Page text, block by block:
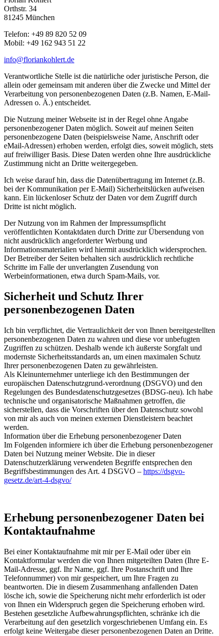
Orthstr. 34
81245 München
Telefon: +49 89 820 52 09
Mobil: +49 162 943 51 22
info@floriankohlert.de
Verantwortliche Stelle ist die natürliche oder juristische Person, die
allein oder gemeinsam mit anderen über die Zwecke und Mittel der
Verarbeitung von personenbezogenen Daten (z.B. Namen, E-Mail-
Adressen o. Ä.) entscheidet.
Die Nutzung meiner Webseite ist in der Regel ohne Angabe
personenbezogener Daten möglich. Soweit auf meinen Seiten
personenbezogene Daten (beispielsweise Name, Anschrift oder
eMail-Adressen) erhoben werden, erfolgt dies, soweit möglich, stets
auf freiwilliger Basis. Diese Daten werden ohne Ihre ausdrückliche
Zustimmung nicht an Dritte weitergegeben.
Ich weise darauf hin, dass die Datenübertragung im Internet (z.B.
bei der Kommunikation per E-Mail) Sicherheitslücken aufweisen
kann. Ein lückenloser Schutz der Daten vor dem Zugriff durch
Dritte ist nicht möglich.
Der Nutzung von im Rahmen der Impressumspflicht
veröffentlichten Kontaktdaten durch Dritte zur Übersendung von
nicht ausdrücklich angeforderter Werbung und
Informationsmaterialien wird hiermit ausdrücklich widersprochen.
Der Betreiber der Seiten behalten sich ausdrücklich rechtliche
Schritte im Falle der unverlangten Zusendung von
Werbeinformationen, etwa durch Spam-Mails, vor.
Sicherheit und Schutz Ihrer
personenbezogenen Daten
Ich bin verpflichtet, die Vertraulichkeit der von Ihnen bereitgestellten
personenbezogenen Daten zu wahren und diese vor unbefugten
Zugriffen zu schützen. Deshalb wende ich äußerste Sorgfalt und
modernste Sicherheitsstandards an, um einen maximalen Schutz
Ihrer personenbezogenen Daten zu gewährleisten.
Als Kleinunternehmer unterliege ich den Bestimmungen der
europäischen Datenschutzgrund-verordnung (DSGVO) und den
Regelungen des Bundesdatenschutzgesetzes (BDSG-neu). Ich habe
technische und organisatorische Maßnahmen getroffen, die
sicherstellen, dass die Vorschriften über den Datenschutz sowohl
von mir als auch von meinen externen Dienstleistern beachtet
werden.
Information über die Erhebung personenbezogener Daten
Im Folgenden informiere ich über die Erhebung personenbezogener
Daten bei Nutzung meiner Website. Die in dieser
Datenschutzerklärung verwendeten Begriffe entsprechen den
Begriffsbestimmungen des Art. 4 DSGVO – https://dsgvo-
gesetz.de/art-4-dsgvo/
Erhebung personenbezogener Daten bei
Kontaktaufnahme
Bei einer Kontaktaufnahme mit mir per E-Mail oder über ein
Kontaktformular werden die von Ihnen mitgeteilten Daten (Ihre E-
Mail-Adresse, ggf. Ihr Name, ggf. Ihre Postanschrift und Ihre
Telefonnummer) von mir gespeichert, um Ihre Fragen zu
beantworten. Die in diesem Zusammenhang anfallenden Daten
lösche ich, sowie die Speicherung nicht mehr erforderlich ist oder
von Ihnen ein Widerspruch gegen die Speicherung erhoben wird.
Bestehen gesetzliche Aufbewahrungspflichten, schränke ich die
Verarbeitung auf den gesetzlich vorgeschriebenen Umfang ein. Es
erfolgt keine Weitergabe dieser personenbezogenen Daten an Dritte.